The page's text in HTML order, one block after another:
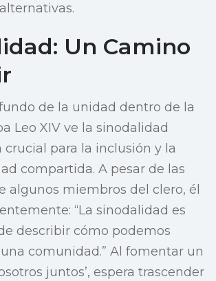
Un Camino
de la unidad dentro de la
Leo XIV ve la sinodalidad
crucial para la inclusión y la
compartida. A pesar de las
algunos miembros del clero, él
“La sinodalidad es
describir cómo podemos
comunidad.” Al fomentar un
juntos’, espera trascender